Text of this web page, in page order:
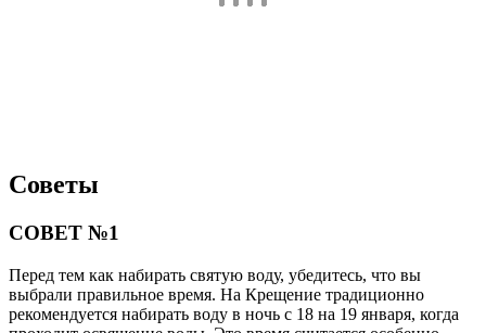
Советы
СОВЕТ №1
Перед тем как набирать святую воду, убедитесь, что вы
выбрали правильное время. На Крещение традиционно
рекомендуется набирать воду в ночь с 18 на 19 января, когда